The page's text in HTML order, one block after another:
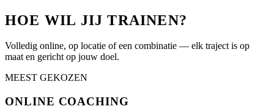
HOE WIL JIJ TRAINEN?
Volledig online, op locatie of een combinatie — elk traject is op
maat en gericht op jouw doel.
MEEST GEKOZEN
ONLINE COACHING